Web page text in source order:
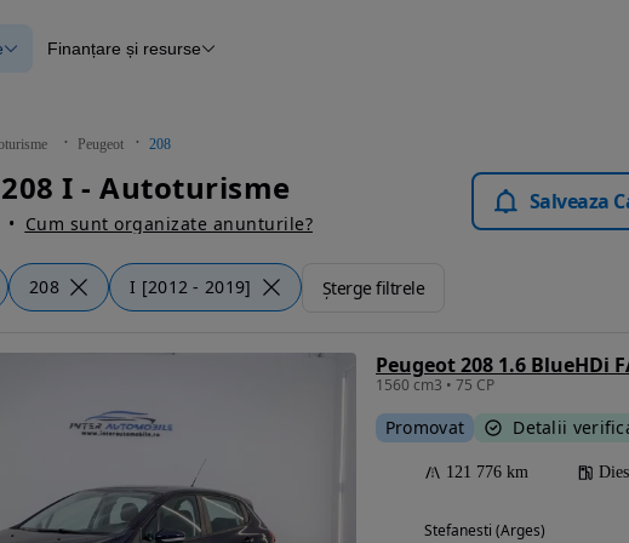
verificate
Blog Autovit.ro
Finanțare și resurse
Peugeot 208
I - Autoturisme
Cum sunt organizate anunturile?
Salveaza
208 I [2012 - 2019] Șterge filtrele
Peugeot 208 1.6 BlueHDi
1560 cm3 • 75 CP
Promovat Detalii
121 776 km
Stefanesti (Arges)